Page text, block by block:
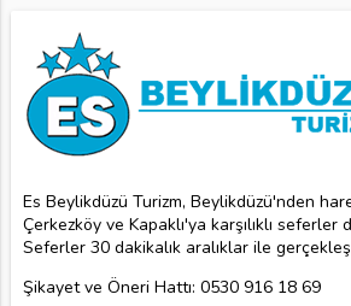
Es Beylikdüzü Turizm, Beylikdüzü'nden
Çerkezköy ve Kapaklı'ya karşılıklı seferler
Seferler 30 dakikalık aralıklar ile
Şikayet ve Öneri Hattı: 0530 916 18 69